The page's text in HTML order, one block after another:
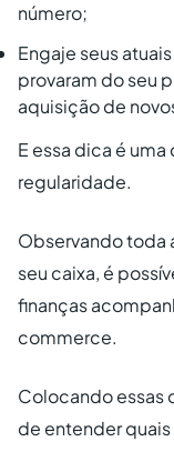
número;
Engaje seus
provaram do seu
aquisição de
E essa dica é
regularidade.
Observando toda
seu caixa, é
finanças
commerce.
Colocando essas
de entender